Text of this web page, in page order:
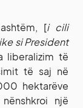
[i cili
si President
liberalizim të
të saj në
hektarëve
një